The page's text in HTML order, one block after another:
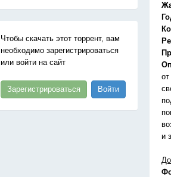
Чтобы скачать этот торрент, вам
необходимо зарегистрироваться
или войти на сайт
Зарегистрироваться Войти
и